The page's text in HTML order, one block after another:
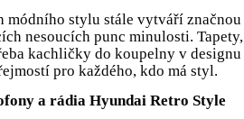
módního stylu stále vytváří
nesoucích punc minulosti.
kachličky do koupelny v
pro každého, kdo má styl.
a rádia Hyundai Retro Style